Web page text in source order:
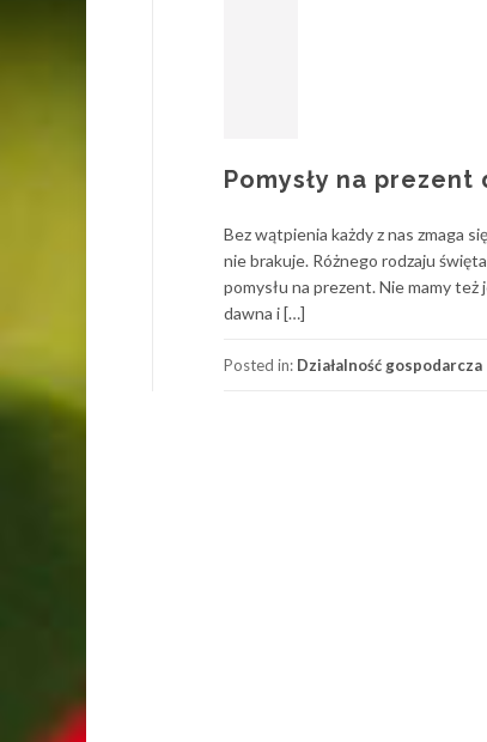
Pomysły na
Bez wątpienia każdy z nas zmaga
nie brakuje. Różnego rodzaju
pomysłu na prezent. Nie mamy
dawna i […]
Posted in: Działalność gospodarcza